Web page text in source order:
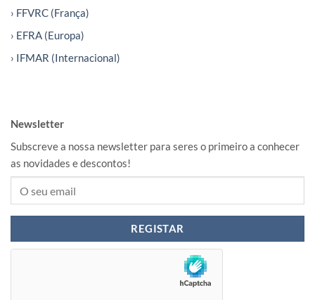
› FFVRC (França)
› EFRA (Europa)
› IFMAR (Internacional)
Newsletter
Subscreve a nossa newsletter para seres o primeiro a conhecer
as novidades e descontos!